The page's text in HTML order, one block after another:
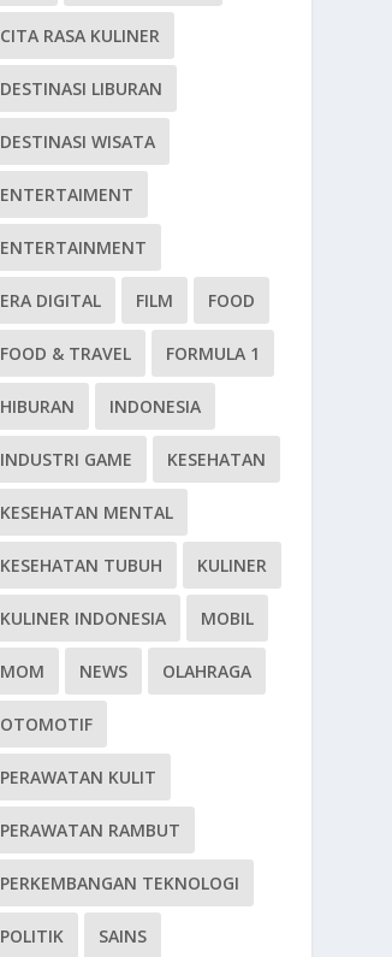
CITA RASA KULINER
DESTINASI LIBURAN
DESTINASI WISATA
ENTERTAIMENT
ENTERTAINMENT
ERA DIGITAL FILM FOOD
FOOD & TRAVEL FORMULA 1
HIBURAN INDONESIA
INDUSTRI GAME KESEHATAN
KESEHATAN MENTAL
KESEHATAN TUBUH KULINER
KULINER INDONESIA MOBIL
MOM NEWS OLAHRAGA
OTOMOTIF
PERAWATAN KULIT
PERAWATAN RAMBUT
PERKEMBANGAN TEKNOLOGI
POLITIK SAINS